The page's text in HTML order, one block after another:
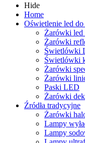
Hide
Home
Oświetlenie led
Żarówki led
Żarówki
Świetlówki
Świetlówki
Żarówki
Żarówki
Paski LED
Żarówki
Źródła tradycyjne
Żarówki
Lampy
Lampy